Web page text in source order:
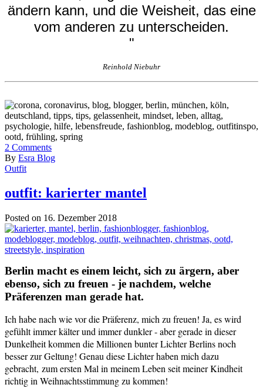
ändern kann, und die Weisheit, das eine
vom anderen zu unterscheiden.
"
Reinhold Niebuhr
2 Comments
By Esra Blog
Outfit
outfit: karierter mantel
Posted on 16. Dezember 2018
Berlin macht es einem leicht, sich zu ärgern, aber
ebenso, sich zu freuen - je nachdem, welche
Präferenzen man gerade hat.
Ich habe nach wie vor die Präferenz, mich zu freuen! Ja, es wird
gefühlt immer kälter und immer dunkler - aber gerade in dieser
Dunkelheit kommen die Millionen bunter Lichter Berlins noch
besser zur Geltung! Genau diese Lichter haben mich dazu
gebracht, zum ersten Mal in meinem Leben seit meiner Kindheit
richtig in Weihnachtsstimmung zu kommen!